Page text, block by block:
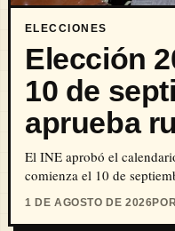
ELECCIONES
Elección
10 de
aprueba
El INE aprobó el
comienza el 10 de
1 DE AGOSTO DE 2026